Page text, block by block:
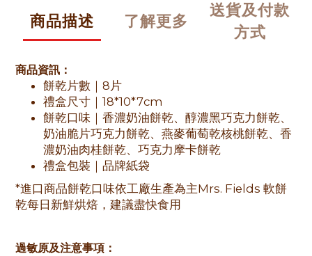
商品描述 了解更多
送貨及付款
方式
商品資訊：
餅乾片數｜ 8片
禮盒尺寸｜ 18*10*7cm
餅乾口味｜香濃奶油餅乾、醇濃黑巧克力餅乾、
奶油脆片巧克力餅乾、燕麥葡萄乾核桃餅乾、香
濃奶油肉桂餅乾、巧克力摩卡餅乾
禮盒包裝｜品牌紙袋
*進口商品餅乾口味依工廠生產為主Mrs. Fields 軟餅
乾每日新鮮烘焙，建議盡快食用
過敏原及注意事項：